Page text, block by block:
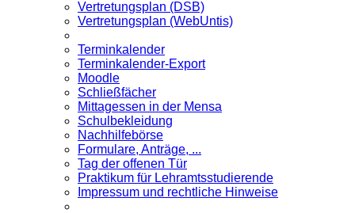
Vertretungsplan (DSB)
Vertretungsplan (WebUntis)
Terminkalender
Terminkalender-Export
Moodle
Schließfächer
Mittagessen in der Mensa
Schulbekleidung
Nachhilfebörse
Formulare, Anträge, ...
Tag der offenen Tür
Praktikum für Lehramts­studierende
Impressum und rechtliche Hinweise